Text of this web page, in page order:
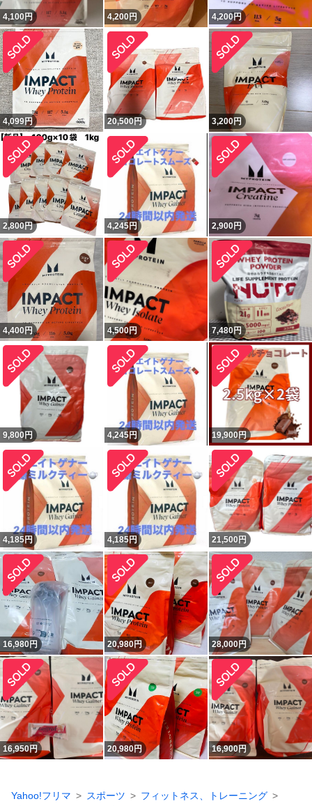
4,100円 4,200円 4,200円
4,099円 20,500円 3,200円
2,800円 4,245円 2,900円
4,400円 4,500円 7,480円
9,800円 4,245円 19,900円
4,185円 4,185円 21,500 円
16,980円 20,980円 28,000円
16,950円 20,980円 16,900円
Yahoo!フリマ スポーツ
フィットネス、トレーニング